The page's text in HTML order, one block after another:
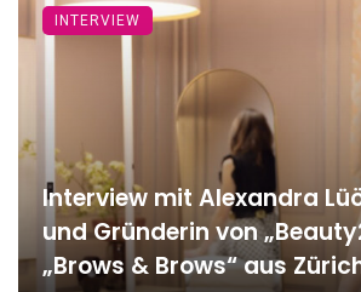
Interview mit Alexandra
und Gründerin von
„Brows & Brows“ aus
INTERVIEW